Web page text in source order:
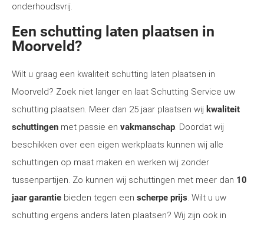
onderhoudsvrij.
Een schutting laten plaatsen in
Moorveld?
Wilt u graag een kwaliteit schutting laten plaatsen in
Moorveld? Zoek niet langer en laat Schutting Service uw
schutting plaatsen. Meer dan 25 jaar plaatsen wij kwaliteit
schuttingen met passie en vakmanschap. Doordat wij
beschikken over een eigen werkplaats kunnen wij alle
schuttingen op maat maken en werken wij zonder
tussenpartijen. Zo kunnen wij schuttingen met meer dan 10
jaar garantie bieden tegen een scherpe prijs. Wilt u uw
schutting ergens anders laten plaatsen? Wij zijn ook in